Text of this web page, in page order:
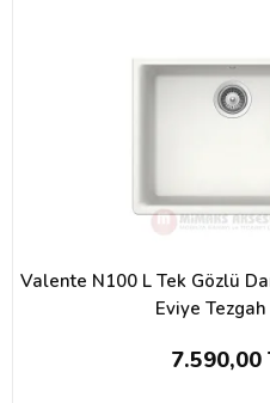
Valente N100 L Tek Gözlü
Eviye
7.590,00